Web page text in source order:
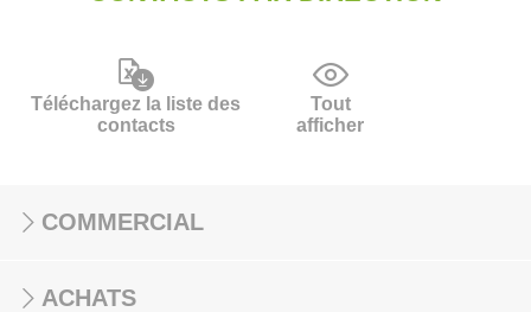
Téléchargez la liste des
contacts
Tout
afficher
COMMERCIAL
ACHATS